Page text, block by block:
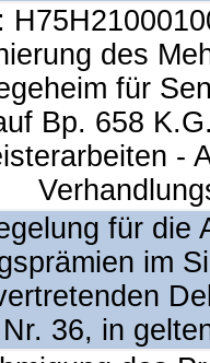
des
für
Bp. 658
-
für die
im
Nr. 36, in